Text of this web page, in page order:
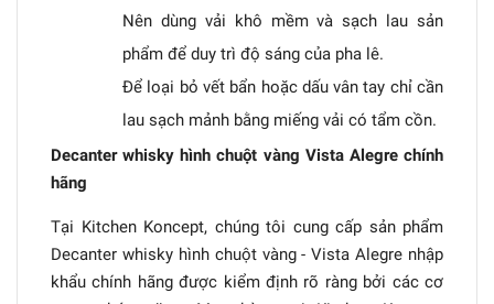
Nên dùng vải khô mềm và sạch lau sản
phẩm để duy trì độ sáng của pha lê.
Để loại bỏ vết bẩn hoặc dấu vân tay chỉ cần
lau sạch mảnh bằng miếng vải có tẩm cồn.
Decanter whisky hình chuột vàng Vista Alegre chính
hãng
Tại Kitchen Koncept, chúng tôi cung cấp sản phẩm
Decanter whisky hình chuột vàng - Vista Alegre nhập
khẩu chính hãng được kiểm định rõ ràng bởi các cơ